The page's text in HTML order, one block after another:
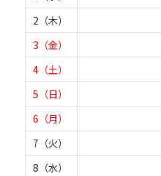
2（木）
3（金）
4（土）
5（日）
6（月）
7（火）
8（水）